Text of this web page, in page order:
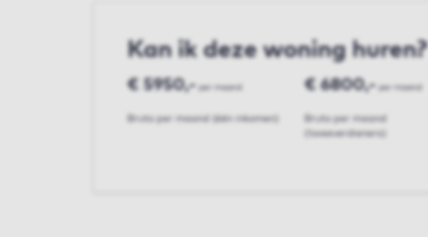
Kan ik deze woning huren?
€ 5950,- per maand
Bruto per maand (één inkomen)
€ 6800,- per maand
Bruto per maand
(tweeverdieners)